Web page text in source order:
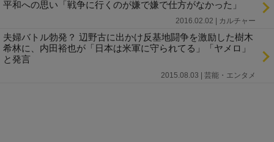
平和への思い「戦争に行くのが嫌で嫌で仕方がなかった」
2016.02.02 | カルチャー
夫婦バトル勃発？ 辺野古に出かけ反基地闘争を激励した樹木
希林に、内田裕也が「日本は米軍に守られてる」「ヤメロ」
と発言
2015.08.03 | 芸能・エンタメ